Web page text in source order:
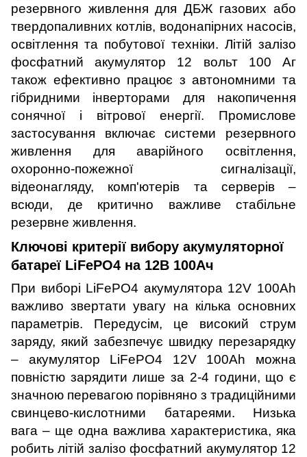
резервного живлення для ДБЖ газових або
твердопаливних котлів, водонапірних насосів,
освітлення та побутової техніки. Літій залізо
фосфатний акумулятор 12 вольт 100 Аг
також ефективно працює з автономними та
гібридними інверторами для накопичення
сонячної і вітрової енергії. Промислове
застосування включає системи резервного
живлення для аварійного освітлення,
охоронно-пожежної сигналізації,
відеонагляду, комп'ютерів та серверів –
всюди, де критично важливе стабільне
резервне живлення.
Ключові критерії вибору акумуляторної
батареї LiFePO4 на 12В 100Ач
При виборі LiFePO4 акумулятора 12V 100Ah
важливо звертати увагу на кілька основних
параметрів. Передусім, це високий струм
заряду, який забезпечує швидку перезарядку
– акумулятор LiFePO4 12V 100Ah можна
повністю зарядити лише за 2-4 години, що є
значною перевагою порівняно з традиційними
свинцево-кислотними батареями. Низька
вага – ще одна важлива характеристика, яка
робить літій залізо фосфатний акумулятор 12